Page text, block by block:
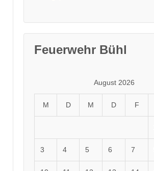
Feuerwehr Bühl
August 2026
M D M D F
3 4 5 6 7